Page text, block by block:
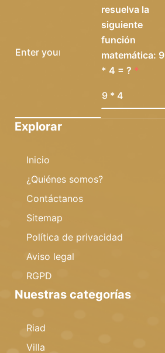
resuelva la
siguiente
función
matemática: 9
* 4 = ?
Explorar
Inicio
¿Quiénes somos?
Contáctanos
Sitemap
Política de privacidad
Aviso legal
RGPD
Nuestras categorías
Riad
Villa